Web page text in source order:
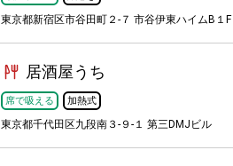
東京都新宿区市谷田町２-７ 市谷伊東ハイムB１F
居酒屋うち
席で吸える 加熱式
東京都千代田区九段南３-９-１ 第三DMJビル